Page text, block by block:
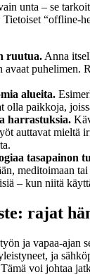
unta – se
“offline-
ruutua. Anna
avaat puhelimen.
alueita.
olla paikkoja,
harrastuksia.
auttavat mieltä
tasapainon
meditoimaan
– kun niitä
rajat
ja vapaa-ajan
ja
voi johtaa